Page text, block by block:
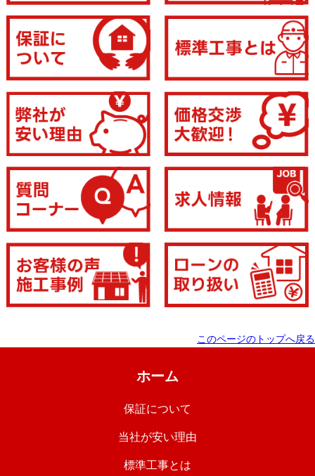
このページのトップへ戻る
ホーム
保証について
当社が安い理由
標準工事とは